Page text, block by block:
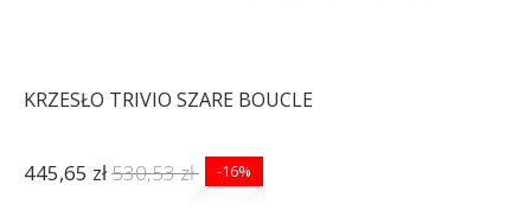
KRZESŁO TRIVIO SZARE BOUCLE
445,65 zł530,53 zł -16%